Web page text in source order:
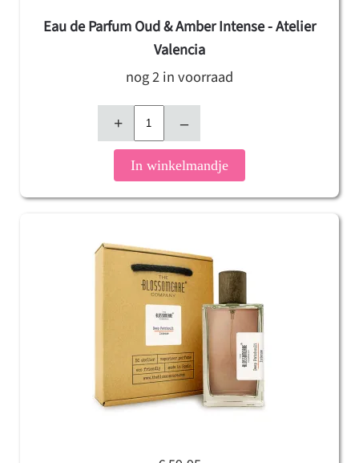
Eau de Parfum Oud & Amber Intense - Atelier
Valencia
nog 2 in voorraad
+ –
In winkelmandje